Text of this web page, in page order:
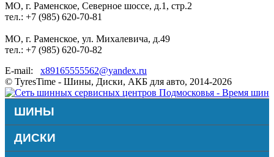
МО, г. Раменское, Северное шоссе, д.1, стр.2
тел.: +7 (985) 620-70-81
МО, г. Раменское, ул. Михалевича, д.49
тел.: +7 (985) 620-70-82
E-mail: x89165555562@yandex.ru
© TyresTime - Шины, Диски, АКБ для авто, 2014-2026
ШИНЫ
ДИСКИ